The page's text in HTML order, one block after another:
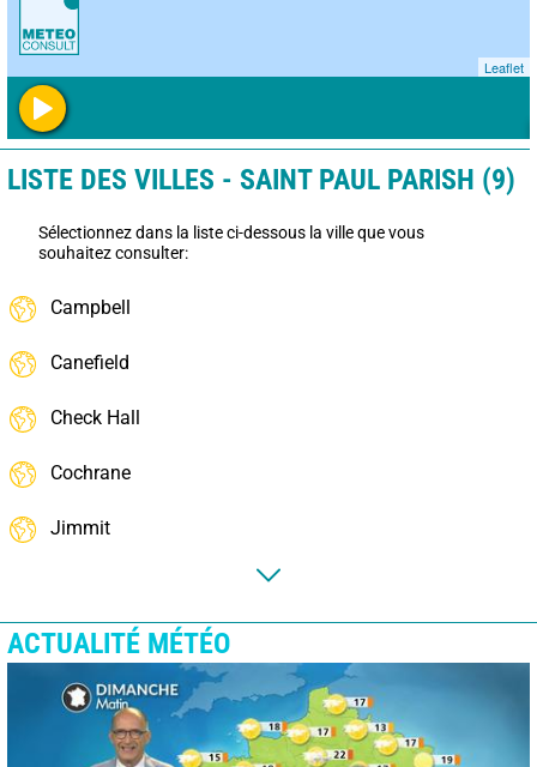
Leaflet
LISTE DES VILLES - SAINT PAUL PARISH (9)
Sélectionnez dans la liste ci-dessous la ville que vous
souhaitez consulter:
Campbell
Canefield
Check Hall
Cochrane
Jimmit
ACTUALITÉ MÉTÉO